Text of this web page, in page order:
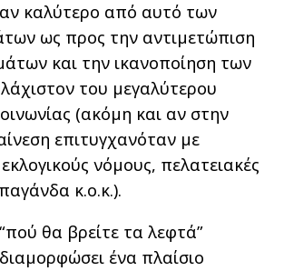
καλύτερο από αυτό των
ως προς την αντιμετώπιση
και την ικανοποίηση των
του μεγαλύτερου
(ακόμη και αν στην
επιτυγχανόταν με
νόμους, πελατειακές
κ.ο.κ.).
θα βρείτε τα λεφτά”
ένα πλαίσιο